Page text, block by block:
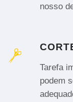
nosso
Tarefa
podem